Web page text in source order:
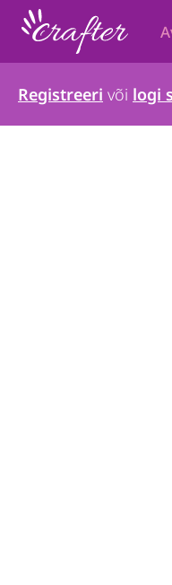
Registreeri või logi